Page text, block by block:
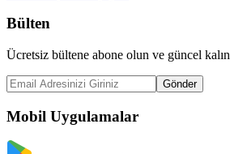
Bülten
Ücretsiz bültene abone olun ve güncel kalın
Gönder
Mobil Uygulamalar